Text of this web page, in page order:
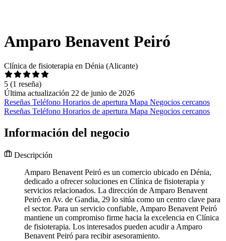
Amparo Benavent Peiró
Clínica de fisioterapia en Dénia (Alicante)
5 (1 reseña)
Última actualización 22 de junio de 2026
Reseñas Teléfono Horarios de apertura Mapa Negocios cercanos
Reseñas Teléfono Horarios de apertura Mapa Negocios cercanos
Información del negocio
Descripción
Amparo Benavent Peiró es un comercio ubicado en Dénia,
dedicado a ofrecer soluciones en Clínica de fisioterapia y
servicios relacionados. La dirección de Amparo Benavent
Peiró en Av. de Gandia, 29 lo sitúa como un centro clave para
el sector. Para un servicio confiable, Amparo Benavent Peiró
mantiene un compromiso firme hacia la excelencia en Clínica
de fisioterapia. Los interesados pueden acudir a Amparo
Benavent Peiró para recibir asesoramiento.